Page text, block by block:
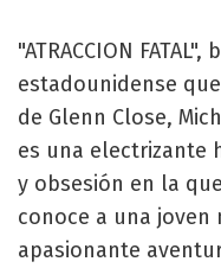
"ATRACCION
estadounidense
de Glenn Close,
es una electrizante
y obsesión en la
conoce a una
apasionante